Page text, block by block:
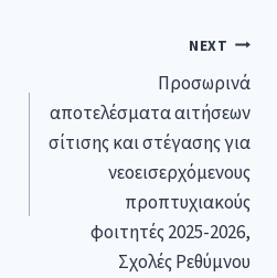
NEXT
Προσωρινά
αποτελέσματα αιτήσεων
σίτισης και στέγασης για
νεοεισερχόμενους
προπτυχιακούς
φοιτητές 2025-2026,
Σχολές Ρεθύμνου